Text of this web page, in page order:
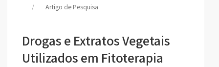
Artigo de Pesquisa
Drogas e Extratos Vegetais
Utilizados em Fitoterapia